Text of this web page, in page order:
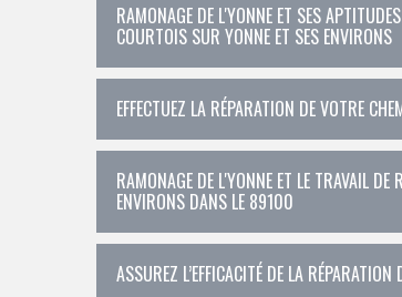
RAMONAGE DE L'YONNE ET SES
COURTOIS SUR YONNE ET SES ENVIRONS
EFFECTUEZ LA RÉPARATION DE VOTRE
RAMONAGE DE L'YONNE ET LE TRAVAIL
ENVIRONS DANS LE 89100
ASSUREZ L’EFFICACITÉ DE LA